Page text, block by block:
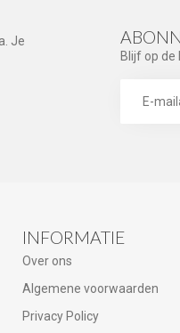
Je
Blijf op
INFORMATIE
Over ons
Algemene voorwaarden
Privacy Policy